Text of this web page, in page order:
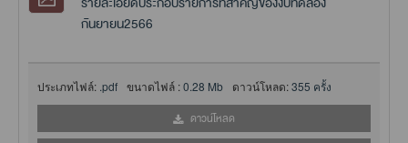
กันยายน2566
ประเภทไฟล์: .pdf ขนาดไฟล์ :0.28 Mb ดาวน์โหลด:355 ครั้ง
ดาวน์โหลด